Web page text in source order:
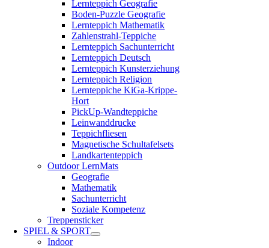
Lernteppich Geografie
Boden-Puzzle Geografie
Lernteppich Mathematik
Zahlenstrahl-Teppiche
Lernteppich Sachunterricht
Lernteppich Deutsch
Lernteppich Kunsterziehung
Lernteppich Religion
Lernteppiche KiGa-Krippe-
Hort
PickUp-Wandteppiche
Leinwanddrucke
Teppichfliesen
Magnetische Schultafelsets
Landkartenteppich
Outdoor LernMats
Geografie
Mathematik
Sachunterricht
Soziale Kompetenz
Treppensticker
SPIEL & SPORT
Indoor